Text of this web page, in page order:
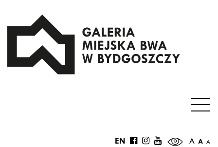
A A A
EN